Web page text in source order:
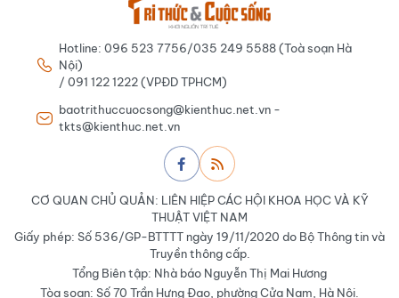
Hotline: 096 523 7756/035 249 5588 (Toà soạn Hà
Nội)
/ 091 122 1222 (VPĐD TPHCM)
baotrithuccuocsong@kienthuc.net.vn -
tkts@kienthuc.net.vn
CƠ QUAN CHỦ QUẢN: LIÊN HIỆP CÁC HỘI KHOA HỌC VÀ KỸ
THUẬT VIỆT NAM
Giấy phép: Số 536/GP-BTTTT ngày 19/11/2020 do Bộ Thông tin và
Truyền thông cấp.
Tổng Biên tập: Nhà báo Nguyễn Thị Mai Hương
Tòa soạn: Số 70 Trần Hưng Đạo, phường Cửa Nam, Hà Nội.